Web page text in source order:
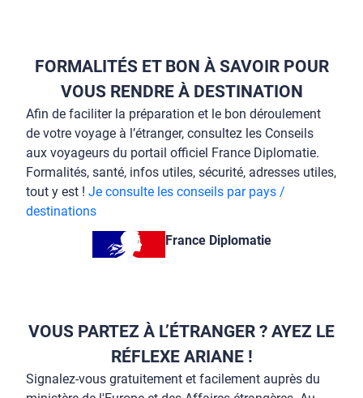
FORMALITÉS ET BON À SAVOIR POUR
VOUS RENDRE À DESTINATION
Afin de faciliter la préparation et le bon déroulement
de votre voyage à l’étranger, consultez les Conseils
aux voyageurs du portail officiel France Diplomatie.
Formalités, santé, infos utiles, sécurité, adresses utiles,
tout y est ! Je consulte les conseils par pays /
destinations
France Diplomatie
VOUS PARTEZ À L’ÉTRANGER ? AYEZ LE
RÉFLEXE ARIANE !
Signalez-vous gratuitement et facilement auprès du